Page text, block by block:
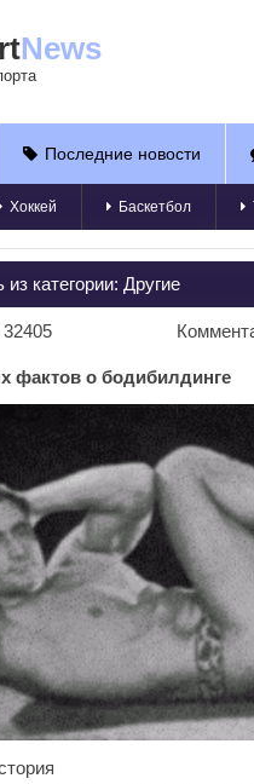
News
Последние новости
Хоккей Баскетбол
из категории: Другие
фактов о бодибилдинге